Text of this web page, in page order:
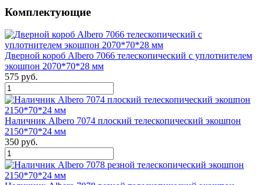
Комплектующие
Дверной короб Albero 7066 телескопический с уплотнителем
экошпон 2070*70*28 мм
575 руб.
Наличник Albero 7074 плоский телескопический экошпон
2150*70*24 мм
350 руб.